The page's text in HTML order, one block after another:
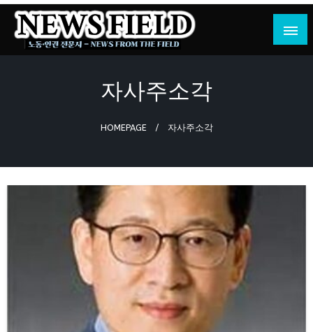
Skip
content
뉴스필드
노동·인권 전문지
자사주소각
HOMEPAGE 자사주소각